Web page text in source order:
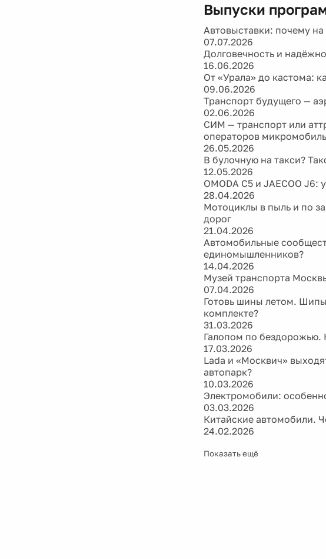
Выпуски
Автовыставки: почему на
07.07.2026
Долговечность и
16.06.2026
От «Урала» до кастома:
09.06.2026
Транспорт будущего —
02.06.2026
СИМ — транспорт или
операторов
26.05.2026
В булочную на такси?
12.05.2026
OMODA C5 и JAECOO
28.04.2026
Мотоциклы в пыль и по
дорог
21.04.2026
Автомобильные
единомышленников?
14.04.2026
Музей транспорта
07.04.2026
Готовь шины летом.
комплекте?
31.03.2026
Галопом по бездорожью.
17.03.2026
Lada и «Москвич»
автопарк?
10.03.2026
Электромобили:
03.03.2026
Китайские автомобили.
24.02.2026
Показать ещё